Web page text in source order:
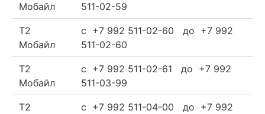
Мобайл
511-02-59
Т2
Мобайл
c +7 992 511-02-60 до +7 992
511-02-60
Т2
Мобайл
c +7 992 511-02-61 до +7 992
511-03-99
Т2
c +7 992 511-04-00 до +7 992